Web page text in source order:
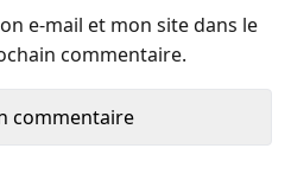
e-mail et mon site dans le
commentaire.